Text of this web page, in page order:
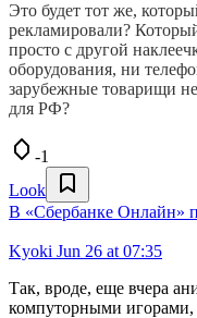
Это будет тот же,
рекламировали?
просто с другой
оборудования, ни
зарубежные товарищи
для РФ?
-1
Look
В «Сбербанке Онлайн»
Kyoki Jun 26 at 07:35
Так, вроде, еще вчера
компуторными игорами,